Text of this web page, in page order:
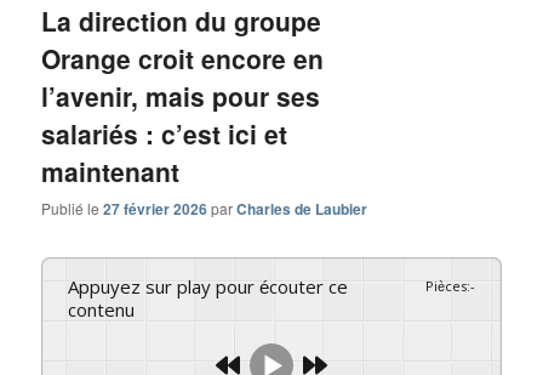
La direction du groupe
Orange croit encore en
l’avenir, mais pour ses
salariés : c’est ici et
maintenant
Publié le27 février 2026parCharles de Laubier
Appuyez sur play pour écouter ce
contenu
Pièces:-